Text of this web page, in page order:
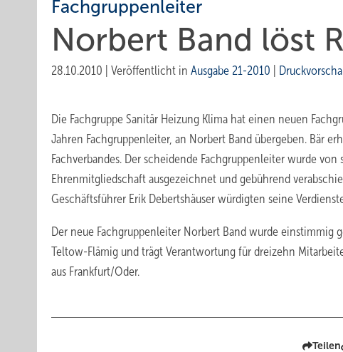
Fachgruppenleiter
Norbert Band löst
28.10.2010 Veröffentlicht in Ausgabe 21-2010
Die Fachgruppe Sanitär Heizung Klima hat einen neuen
Jahren Fachgruppenleiter, an Norbert Band übergeben. Bär
Fachverbandes. Der scheidende Fachgruppenleiter wurde
Ehrenmitgliedschaft ausgezeichnet und gebührend
Geschäftsführer Erik Debertshäuser würdigten seine
Der neue Fachgruppenleiter Norbert Band wurde einstimmig
Teltow-Flämig und trägt Verantwortung für dreizehn
aus Frankfurt/Oder.
Teilen